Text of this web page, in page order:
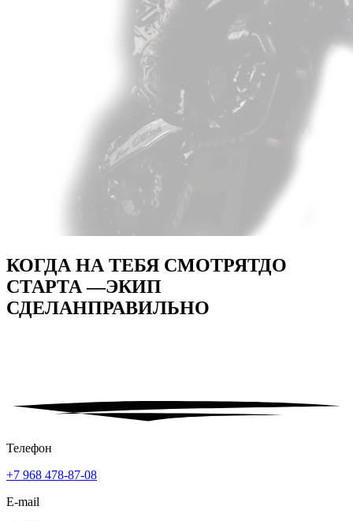
КОГДА НА ТЕБЯ СМОТРЯТДО
СТАРТА —ЭКИП
СДЕЛАНПРАВИЛЬНО
Телефон
+7 968 478-87-08
E-mail